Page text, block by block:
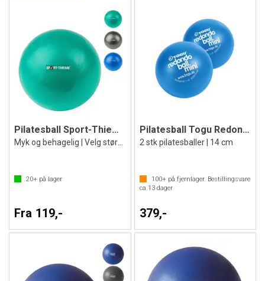
Pilatesball Sport-Thieme Soft
20+ på lager
Fra 119,-
Pilatesball Togu Redondo Mini sett
2 stk pilatesballer | 14 cm
100+på fjernlager. Bestillingsvare
ca.13dager
379,-